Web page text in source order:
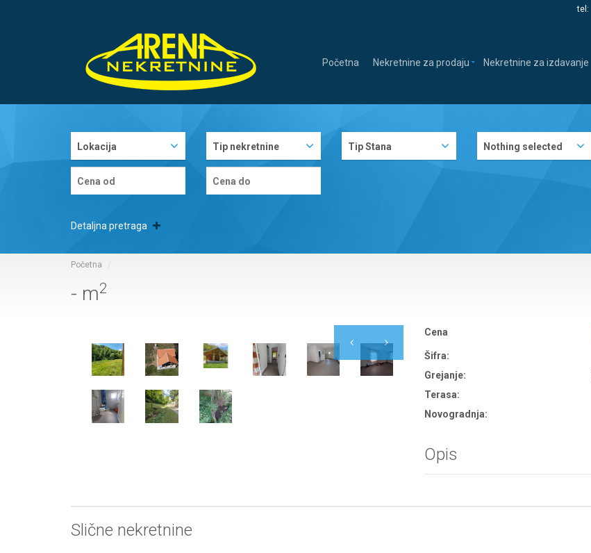
tel:
Početna Nekretnine za prodaju Nekretnine za izdavanje
Lokacija Tip nekretnine Tip Stana Nothing selected
Detaljna pretraga
Početna
- m2
Cena
Šifra:
Grejanje:
Terasa:
Novogradnja:
Opis
Slične nekretnine